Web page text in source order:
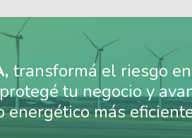
transformá el riesgo
tu negocio y
energético más